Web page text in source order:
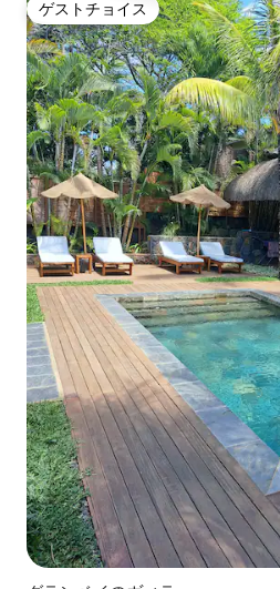
ゲストチョイス
ゲストチョイス